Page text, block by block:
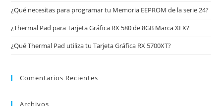
¿Qué necesitas para programar tu Memoria EEPROM de la serie 24?
¿Thermal Pad para Tarjeta Gráfica RX 580 de 8GB Marca XFX?
¿Qué Thermal Pad utiliza tu Tarjeta Gráfica RX 5700XT?
Comentarios Recientes
Archivos